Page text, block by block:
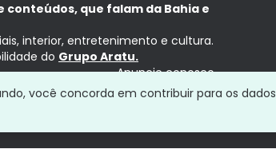
que falam da Bahia e
interior, entretenimento e cultura.
do Grupo Aratu.
Anuncie conosco
você concorda em contribuir para os dados